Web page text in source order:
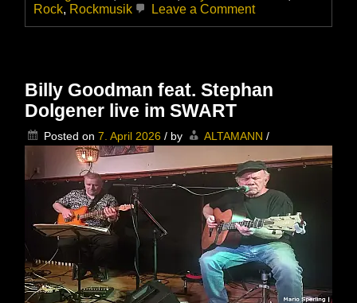
Rock, Rockmusik Leave a Commenton
das
des
Blues,
des
Rock
und
der
Folk-
Musik
an
zwei
Nachmittagen
Billy Goodman feat. Stephan
Dolgener live im SWART
Posted on 7. April 2026 / by ALTAMANN /